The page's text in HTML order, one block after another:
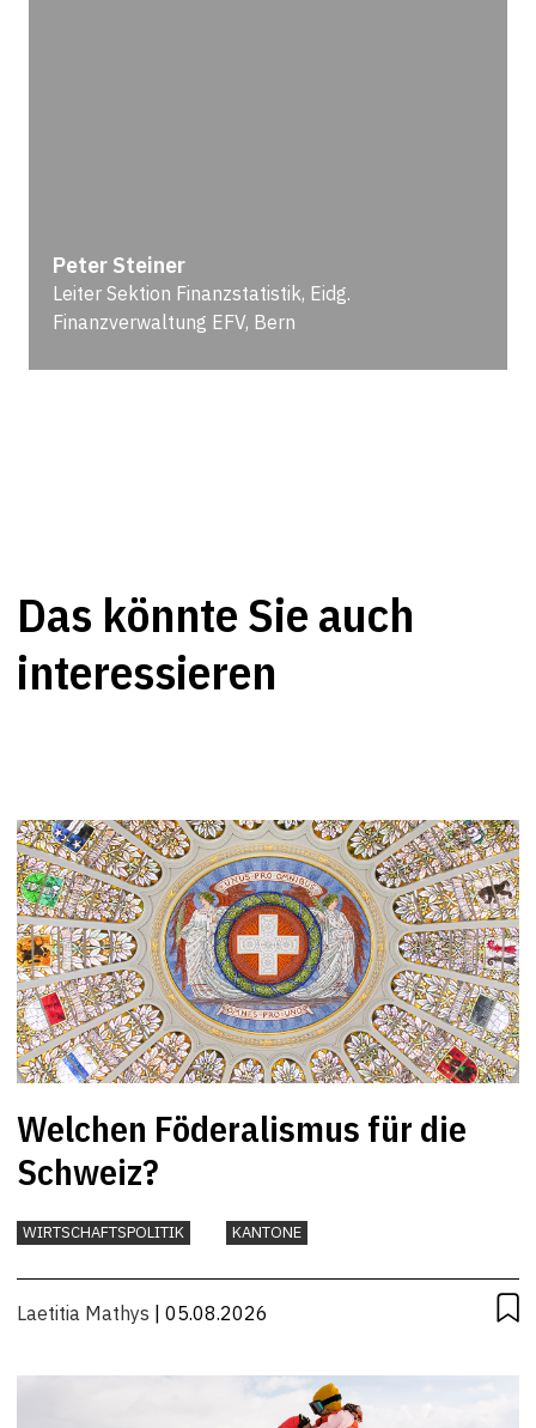
Peter Steiner
Leiter Sektion Finanzstatistik, Eidg.
Finanzverwaltung EFV, Bern
Das könnte Sie auch
interessieren
Welchen Föderalismus für die
Schweiz?
WIRTSCHAFTSPOLITIK KANTONE
Laetitia Mathys | 05.08.2026